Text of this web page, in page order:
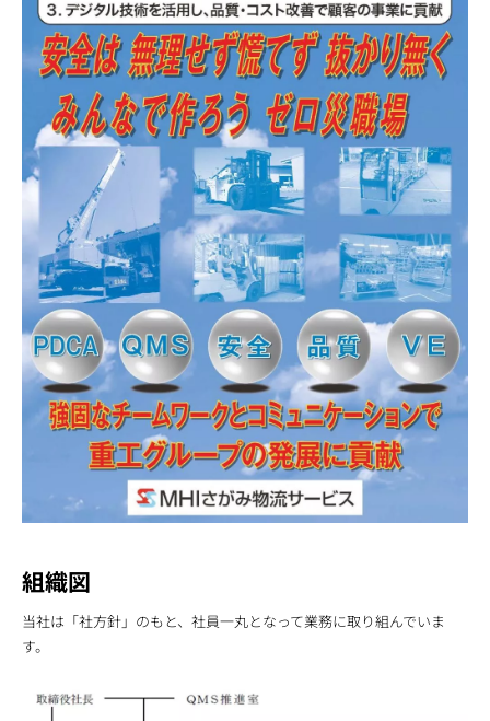
組織図
当社は「社方針」のもと、社員一丸となって業務に取り組んでいま
す。